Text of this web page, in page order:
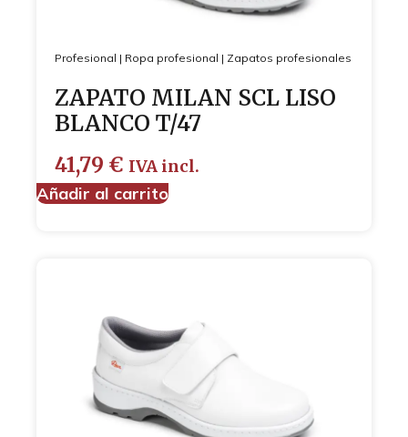
Profesional | Ropa profesional | Zapatos profesionales
ZAPATO MILAN SCL LISO
BLANCO T/47
41,79 € IVA incl.
Añadir al carrito